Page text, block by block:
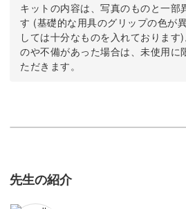
キットの内容は、写真のものと一部
す (基礎的な用具のグリップの色が
しては十分なものを入れております
のや不備があった場合は、未使用に
ただきます。
先生の紹介